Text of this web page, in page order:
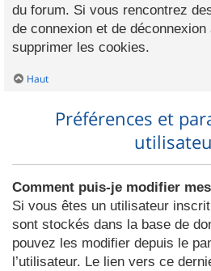
du forum. Si vous rencontrez
de connexion et de
supprimer les cookies.
Haut
Préférences et
Comment puis-je modifier
Si vous êtes un utilisateur
sont stockés dans la base de
pouvez les modifier depuis le
l’utilisateur. Le lien vers ce